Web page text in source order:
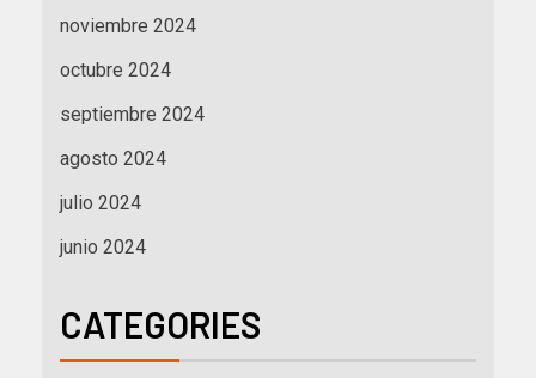
noviembre 2024
octubre 2024
septiembre 2024
agosto 2024
julio 2024
junio 2024
CATEGORIES